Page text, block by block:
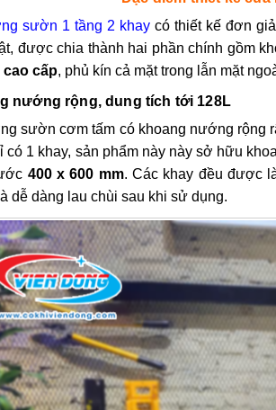
sườn 1 tầng 2 khaycó thiết kế đơn
được chia thành hai phần chính gồm
cao cấp, phủ kín cả mặt trong lẫn mặt
nướng rộng, dung tích tới 128L
sườn cơm tấm có khoang nướng rộng
có 1 khay, sản phẩm này này sở hữu
400 x 600 mm. Các khay đều được
dễ dàng lau chùi sau khi sử dụng.